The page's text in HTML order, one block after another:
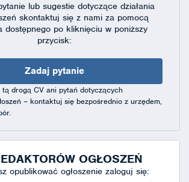
lub sugestie dotyczące działania
skontaktuj się z nami za pomocą
dostępnegopo kliknięciu w poniższy
przycisk:
Zadaj pytanie
tą drogą CV ani pytań dotyczących
– kontaktuj się bezpośrednio z urzędem,
OGŁOSZEŃ
opublikować ogłoszenie zaloguj się: